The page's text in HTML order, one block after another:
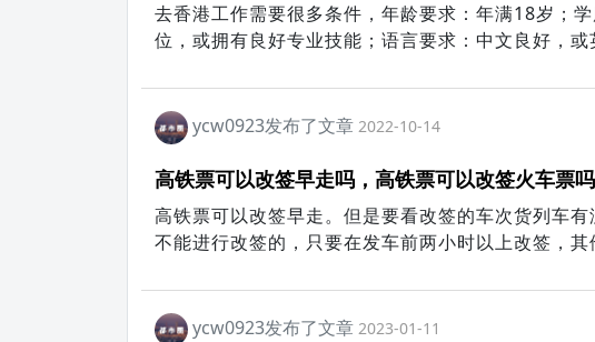
去香港工作需要很多条件，年龄要求：年满18岁；
位，或拥有良好专业技能；语言要求：中文良好，或
ycw0923发布了文章 2022-10-14
高铁票可以改签早走吗，高铁票可以改签火车票
高铁票可以改签早走。但是要看改签的车次货列车
不能进行改签的，只要在发车前两小时以上改签，
ycw0923发布了文章 2023-01-11